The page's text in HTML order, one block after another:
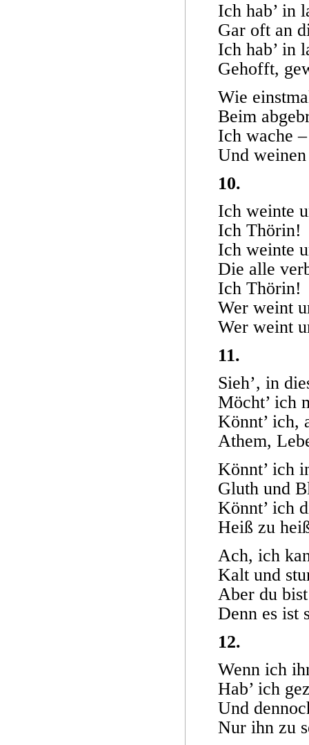
Ich hab’ in
Gar oft an
Ich hab’ in
Gehofft,
Wie
Beim
Ich wache
Und
10.
Ich weinte
Ich Thörin!
Ich weinte
Die alle
Ich Thörin!
Wer weint
Wer weint
11.
Sieh’, in
Möcht’ ich
Könnt’ ich,
Athem,
Könnt’ ich
Gluth und
Könnt’ ich
Heiß zu
Ach, ich
Kalt und
Aber du
Denn es ist
12.
Wenn ich
Hab’ ich
Und
Nur ihn zu